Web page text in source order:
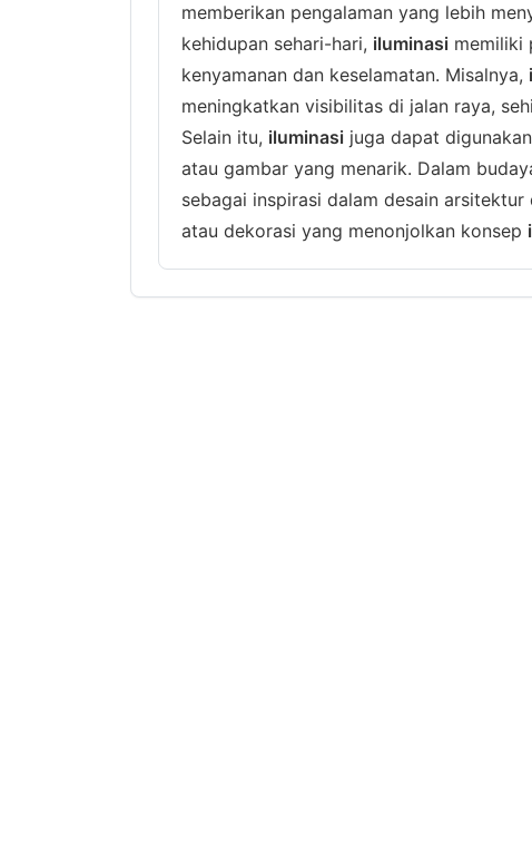
memberikan pengalaman yang lebih
kehidupan sehari-hari, iluminasi memiliki
kenyamanan dan keselamatan. Misalnya,
meningkatkan visibilitas di jalan raya,
Selain itu, iluminasi juga dapat
atau gambar yang menarik. Dalam
sebagai inspirasi dalam desain
atau dekorasi yang menonjolkan konsep